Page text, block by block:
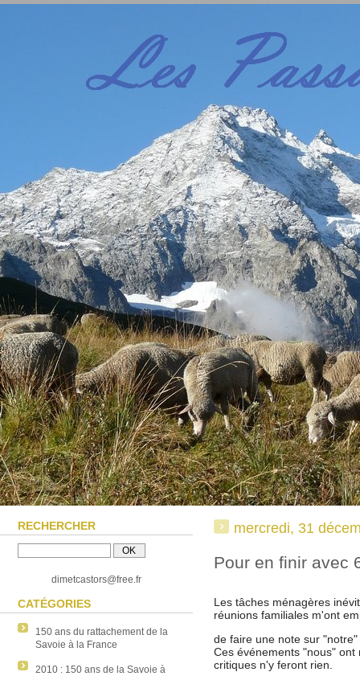
RECHERCHER
dimetcastors@free.fr
CATÉGORIES
150 ans du rattachement de la
Savoie à la France
2010 : 150 ans de la Savoie à
mercredi, 31
Pour en finir avec
Les tâches ménagères
réunions familiales m'ont
de faire une note sur
Ces événements "nous"
critiques n'y feront rien.